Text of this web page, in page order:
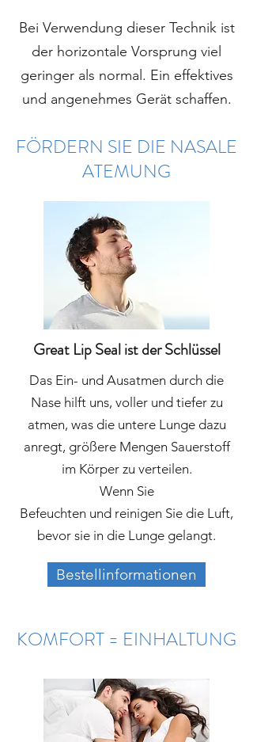
Bei Verwendung dieser Technik ist
der horizontale Vorsprung viel
geringer als normal. Ein effektives
und angenehmes Gerät schaffen.
FÖRDERN SIE DIE NASALE
ATEMUNG
Great Lip Seal ist der Schlüssel
Das Ein- und Ausatmen durch die
Nase hilft uns, voller und tiefer zu
atmen, was die untere Lunge dazu
anregt, größere Mengen Sauerstoff
im Körper zu verteilen.
Wenn Sie
Befeuchten und reinigen Sie die Luft,
bevor sie in die Lunge gelangt.
Bestellinformationen
KOMFORT = EINHALTUNG